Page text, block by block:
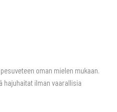
oman mielen mukaan.
hajuhaitat ilman vaarallisia